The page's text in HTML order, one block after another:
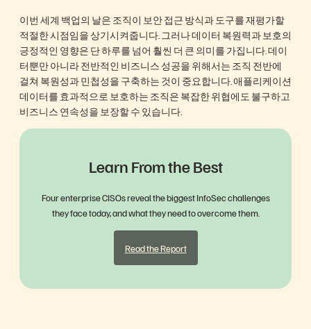
이번 세계 백업의 날은 조직이 보안 접근 방식과 도구를 재평가할
적절한 시점임을 상기시켜줍니다. 그러나 데이터 복원력과 보호의
긍정적인 영향은 단 하루를 넘어 훨씬 더 큰 의미를 가집니다. 데이
터뿐만 아니라 전반적인 비즈니스 성공을 위해서는 조직 전반에
걸쳐 복원성과 민첩성을 구축하는 것이 중요합니다. 애플리케이션
데이터를 효과적으로 보호하는 조직은 복잡한 위협에도 불구하고
비즈니스 연속성을 보장할 수 있습니다.
Learn From the Best
Four enterprise CISOs reveal the biggest InfoSec challenges
they face today, and what they need to overcome them.
Read the Report